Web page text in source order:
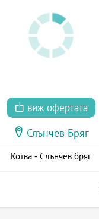
виж офертата
Слънчев Бряг
Котва - Слънчев бряг